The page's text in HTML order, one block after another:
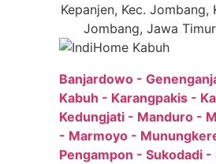
Kepanjen, Kec. Jombang,
Jombang, Jawa
Banjardowo -
Kabuh - Karangpakis -
Kedungjati - Manduro -
- Marmoyo -
Pengampon - Sukodadi -